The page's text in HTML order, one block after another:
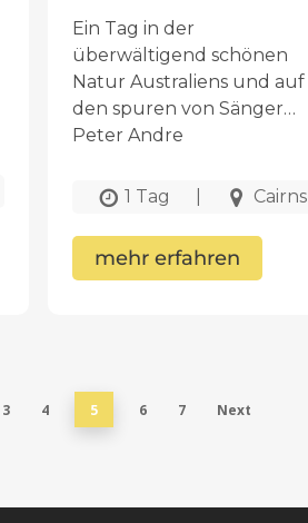
Ein Tag in der
überwältigend schönen
Natur Australiens und auf
den spuren von Sänger
Peter Andre
1 Tag Cairns
mehr erfahren
3 4 5 6 7 Next